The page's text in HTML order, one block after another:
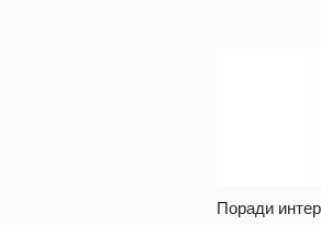
Поради